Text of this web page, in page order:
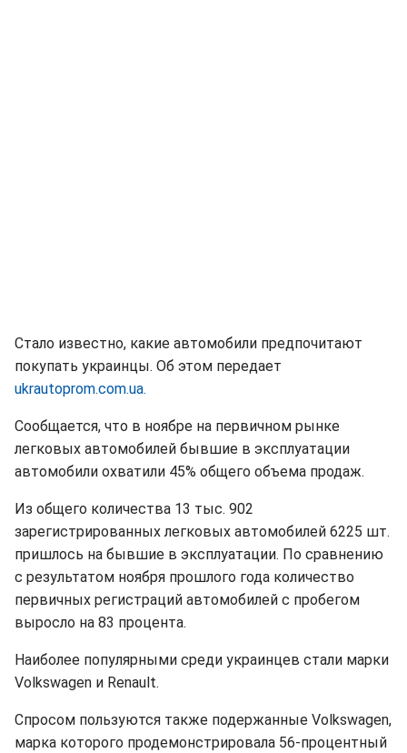
Стало известно, какие автомобили предпочитают
покупать украинцы. Об этом передает
ukrautoprom.com.ua.
Сообщается, что в ноябре на первичном рынке
легковых автомобилей бывшие в эксплуатации
автомобили охватили 45% общего объема продаж.
Из общего количества 13 тыс. 902
зарегистрированных легковых автомобилей 6225 шт.
пришлось на бывшие в эксплуатации. По сравнению
с результатом ноября прошлого года количество
первичных регистраций автомобилей с пробегом
выросло на 83 процента.
Наиболее популярными среди украинцев стали марки
Volkswagen и Renault.
Спросом пользуются также подержанные Volkswagen,
марка которого продемонстрировала 56-процентный